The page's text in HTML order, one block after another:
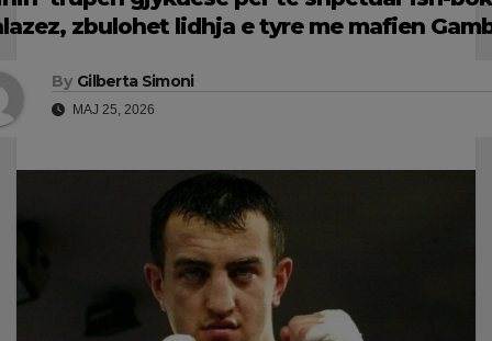
zbulohet lidhja e tyre me mafien
By Gilberta Simoni
MAJ 25, 2026